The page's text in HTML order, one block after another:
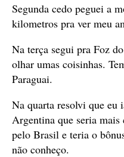
Segunda cedo peguei a
kilometros pra ver meu
Na terça segui pra Foz
olhar umas coisinhas.
Paraguai.
Na quarta resolvi que eu
Argentina que seria
pelo Brasil e teria o
não conheço.